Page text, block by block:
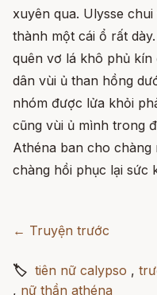
xuyên qua. Ulysse
thành một cái ổ rất
quên vơ lá khô phủ
dân vùi ủ than hồng
nhóm được lửa khỏi
cũng vùi ủ mình trong
Athéna ban cho chàng
chàng hồi phục lại sức
← Truyện trước
🏷 tiên nữ calypso ,
, nữ thần athéna